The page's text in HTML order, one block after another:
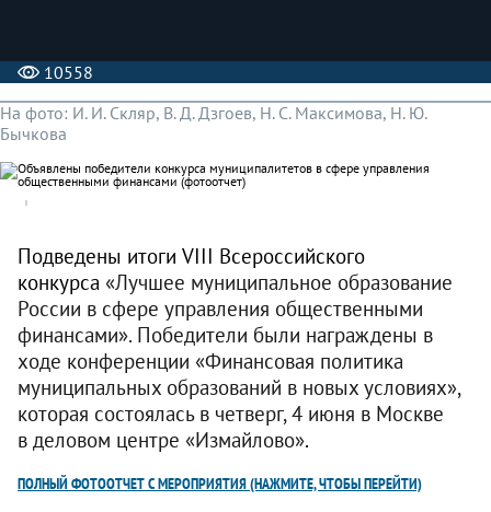
10558
На фото: И. И. Скляр, В. Д. Дзгоев, Н. С. Максимова, Н. Ю.
Бычкова
Подведены итоги VIII Всероссийского
конкурса «Лучшее муниципальное образование
России в сфере управления общественными
финансами». Победители были награждены в
ходе конференции «Финансовая политика
муниципальных образований в новых условиях»,
которая состоялась в четверг, 4 июня в Москве
в деловом центре «Измайлово».
ПОЛНЫЙ ФОТООТЧЕТ С МЕРОПРИЯТИЯ(НАЖМИТЕ, ЧТОБЫ ПЕРЕЙТИ)